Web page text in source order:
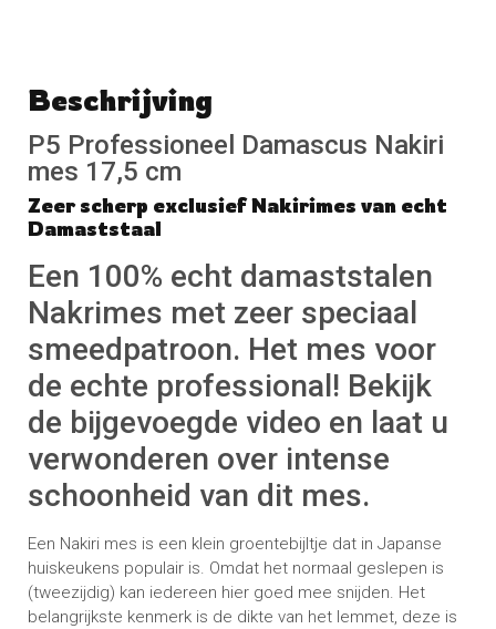
Beschrijving
P5 Professioneel Damascus Nakiri
mes 17,5 cm
Zeer scherp exclusief Nakirimes van echt
Damaststaal
Een 100% echt damaststalen
Nakrimes met zeer speciaal
smeedpatroon. Het mes voor
de echte professional! Bekijk
de bijgevoegde video en laat u
verwonderen over intense
schoonheid van dit mes.
Een Nakiri mes is een klein groentebijltje dat in Japanse
huiskeukens populair is. Omdat het normaal geslepen is
(tweezijdig) kan iedereen hier goed mee snijden. Het
belangrijkste kenmerk is de dikte van het lemmet, deze is
No reviews found